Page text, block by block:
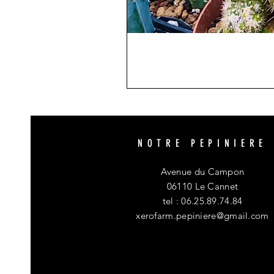
NOTRE PEPINIERE
Avenue du Campon
06110 Le Cannet
tel : 06.25.89.74.84
xerofarm.pepiniere@gmail.com